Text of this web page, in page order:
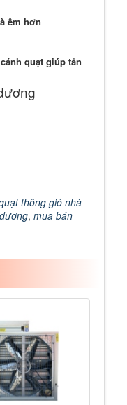
êm hơn
quạt giúp tản
thông gió nhà
,mua bán